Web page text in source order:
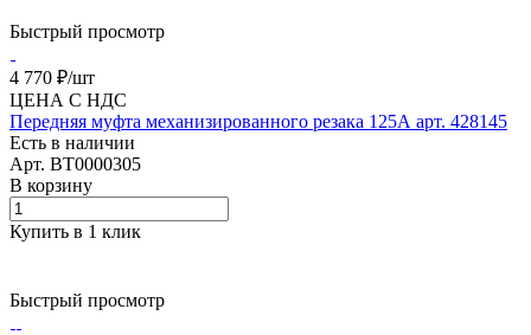
Быстрый просмотр
4 770 ₽/шт
ЦЕНА С НДС
Передняя муфта механизированного резака 125А арт. 428145
Есть в наличии
Арт. BT0000305
В корзину
Купить в 1 клик
Быстрый просмотр